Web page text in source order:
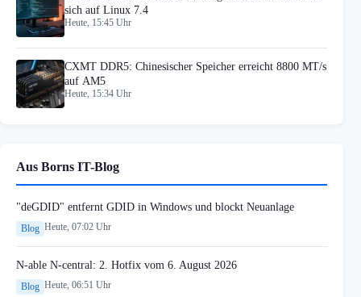
sich auf Linux 7.4
Heute, 15:45 Uhr
CXMT DDR5: Chinesischer Speicher erreicht 8800 MT/s
auf AM5
Heute, 15:34 Uhr
Aus Borns IT-Blog
"deGDID" entfernt GDID in Windows und blockt Neuanlage
Blog Heute, 07:02 Uhr
N-able N-central: 2. Hotfix vom 6. August 2026
Blog Heute, 06:51 Uhr